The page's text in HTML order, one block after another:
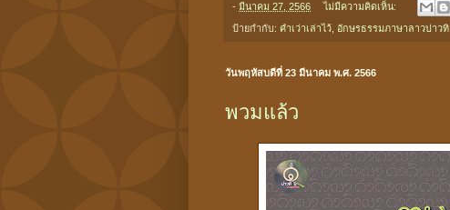
- มีนาคม 27, 2566 ไม่มีความคิดเห็น:
ป้ายกำกับ: คำเว่าเล่าไว้ อักษรธรรมภาษาลาวบ่าวทิ
วันพฤหัสบดีที่ 23 มีนาคม พ.ศ. 2566
พวมแล้ว